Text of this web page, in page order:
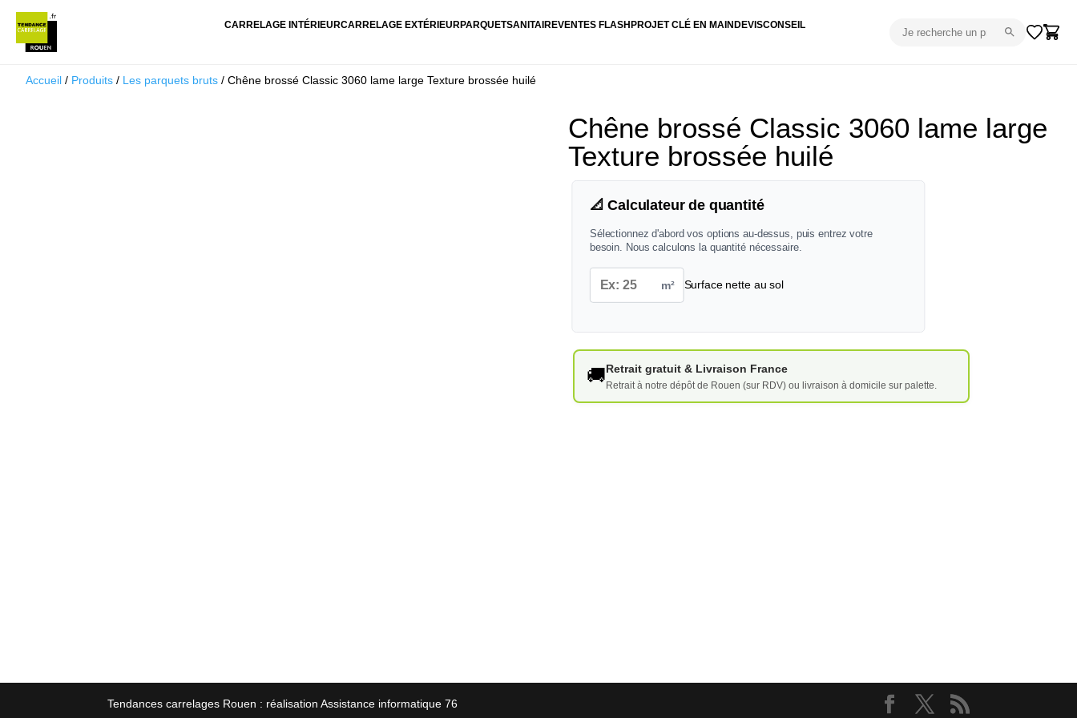
CARRELAGE INTÉRIEURCARRELAGE EXTÉRIEURPARQUETSANITAIREVENTES FLASH PROJET CLÉ EN MAIN DEVISCONSEIL
Accueil / Produits / Les parquets bruts / Chêne brossé Classic 3060 lame large Texture brossée huilé
Chêne brossé Classic 3060 lame large
Texture brossée huilé
📐 Calculateur de quantité
Sélectionnez d'abord vos options au-dessus, puis entrez votre
besoin. Nous calculons la quantité nécessaire.
m² Surface nette au sol
🚚Retrait gratuit & Livraison France
Retrait à notre dépôt de Rouen (sur RDV) ou livraison à domicile sur palette.
Tendances carrelages Rouen : réalisation Assistance informatique 76